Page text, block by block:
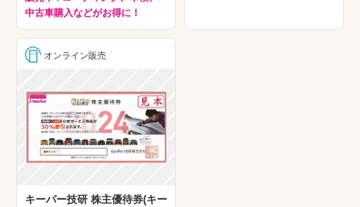
中古車購入などがお得に！
オンライン販売
キーパー技研 株主優待券(キー